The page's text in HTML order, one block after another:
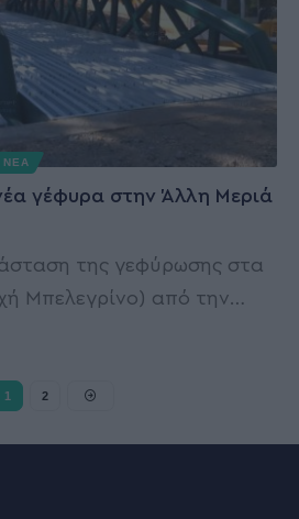
ΝΕΑ
γέφυρα στην Άλλη Μεριά
της γεφύρωσης στα
Μπελεγρίνο) από την…
1 2